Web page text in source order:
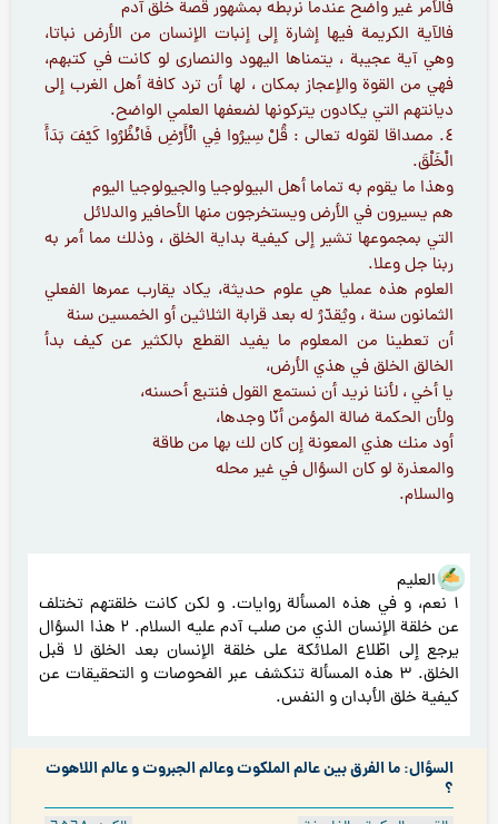
فالأمر غير واضح عندما نربطه بمشهور قصة خلق آدم
فالآية الكريمة فيها إشارة إلى إنبات الإنسان من الأرض نباتا،
وهي آية عجيبة ، يتمناها اليهود والنصارى لو كانت في كتبهم،
فهي من القوة والإعجاز بمكان ، لها أن ترد كافة أهل الغرب إلى
ديانتهم التي يكادون يتركونها لضعفها العلمي الواضح.
٤. مصداقا لقوله تعالى : قُلْ سِيرُوا فِي الْأَرْضِ فَانْظُرُوا كَيْفَ بَدَأَ
الْخَلْقَ.
وهذا ما يقوم به تماما أهل البيولوجيا والجيولوجيا اليوم
هم يسيرون في الأرض ويستخرجون منها الأحافير والدلائل
التي بمجموعها تشير إلى كيفية بداية الخلق ، وذلك مما أمر به
ربنا جل وعلا.
العلوم هذه عمليا هي علوم حديثة، يكاد يقارب عمرها الفعلي
الثمانون سنة ، ويُقدّرُ له بعد قرابة الثلاثين أو الخمسين سنة
أن تعطينا من المعلوم ما يفيد القطع بالكثير عن كيف بدأ
الخالق الخلق في هذي الأرض،
يا أخي ، لأننا نريد أن نستمع القول فنتبع أحسنه،
ولأن الحكمة ضالة المؤمن أنّا وجدها،
أود منك هذي المعونة إن كان لك بها من طاقة
والمعذرة لو كان السؤال في غير محله
والسلام.
هو العليم
۱ نعم، و في هذه المسألة روايات. و لكن كانت خلقتهم تختلف
عن خلقة الإنسان الذي من صلب آدم عليه السلام. ۲ هذا السؤال
يرجع إلى اطّلاع الملائكة على خلقة الإنسان بعد الخلق لا قبل
الخلق. ۳ هذه المسألة تنكشف عبر الفحوصات و التحقيقات عن
كيفية خلق الأبدان و النفس.
السؤال: ما الفرق بين عالم الملكوت وعالم الجبروت و عالم اللاهوت
؟